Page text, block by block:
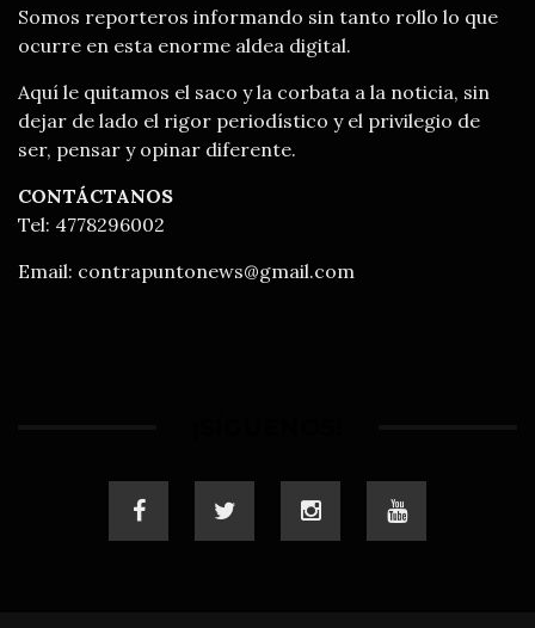
Somos reporteros informando sin tanto rollo lo que
ocurre en esta enorme aldea digital.
Aquí le quitamos el saco y la corbata a la noticia, sin
dejar de lado el rigor periodístico y el privilegio de
ser, pensar y opinar diferente.
CONTÁCTANOS
Tel: 4778296002
Email: contrapuntonews@gmail.com